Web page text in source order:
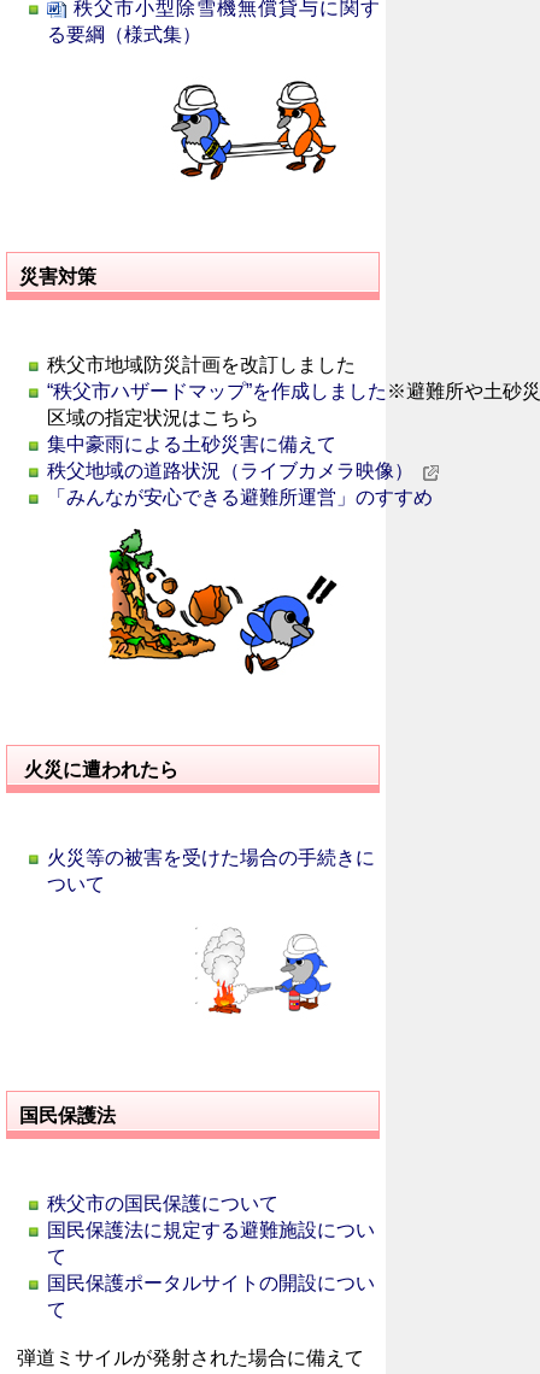
秩父市小型除雪機無償貸与に関す
る要綱（様式集）
災害対策
秩父市地域防災計画を改訂しました
“秩父市ハザードマップ”を作成しました ※避難所や土砂
区域の指定状況はこちら
集中豪雨による土砂災害に備えて
秩父地域の道路状況（ライブカメラ映像）
「みんなが安心できる避難所運営」のすすめ
火災に遭われたら
火災等の被害を受けた場合の手続きに
ついて
国民保護法
秩父市の国民保護について
国民保護法に規定する避難施設につい
て
国民保護ポータルサイトの開設につい
て
弾道ミサイルが発射された場合に備えて